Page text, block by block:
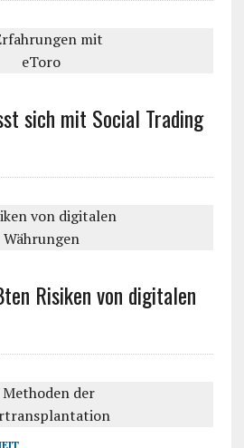
sich mit Social Trading
Risiken von digitalen